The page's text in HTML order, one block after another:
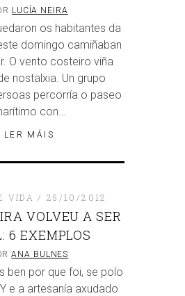
LUCÍA NEIRA
os habitantes da
domingo camiñaban
O vento costeiro viña
nostalxia. Un grupo
percorría o paseo
con…
LER MÁIS
VIDA 25/10/2012
VOLVEU A SER
6 EXEMPLOS
ANA BULNES
ben por que foi, se polo
e a artesanía axudado